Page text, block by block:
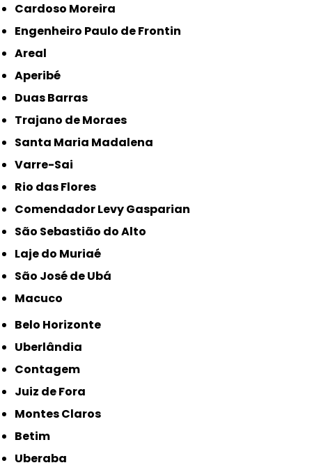
Cardoso Moreira
Engenheiro Paulo de Frontin
Areal
Aperibé
Duas Barras
Trajano de Moraes
Santa Maria Madalena
Varre-Sai
Rio das Flores
Comendador Levy Gasparian
São Sebastião do Alto
Laje do Muriaé
São José de Ubá
Macuco
Belo Horizonte
Uberlândia
Contagem
Juiz de Fora
Montes Claros
Betim
Uberaba